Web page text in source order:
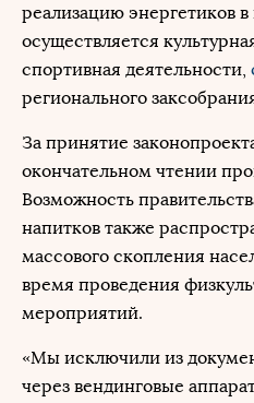
реализацию энергетиков
осуществляется
спортивная деятельности,
регионального
За принятие
окончательном чтении
Возможность
напитков также
массового скопления
время проведения
мероприятий.
«Мы исключили из
через вендинговые